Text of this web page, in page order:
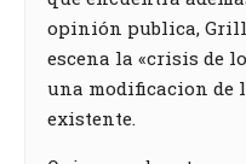
opinión publica,
escena la «crisis de
una modificacion de
existente.